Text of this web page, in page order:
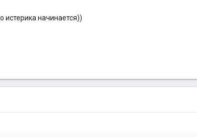
истерика начинается))